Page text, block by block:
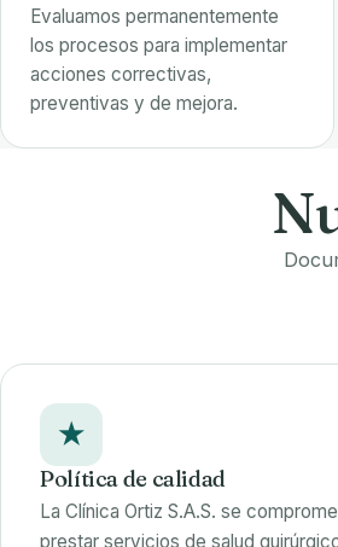
Evaluamos permanentemente
los procesos para implementar
acciones correctivas,
preventivas y de mejora.
★
Política de calidad
La Clínica Ortiz S.A.S. se
prestar servicios de salud